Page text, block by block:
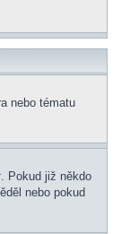
nebo tématu
. Pokud již někdo
nebo pokud